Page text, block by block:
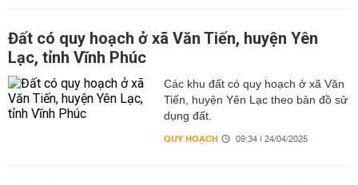
Đất có quy hoạch ở xã Văn Tiến, huyện Yên
Lạc, tỉnh Vĩnh Phúc
Các khu đất có quy hoạch ở xã Văn
Tiến, huyện Yên Lạc theo bản đồ sử
dụng đất.
QUY HOẠCH 09:34 | 24/04/2025